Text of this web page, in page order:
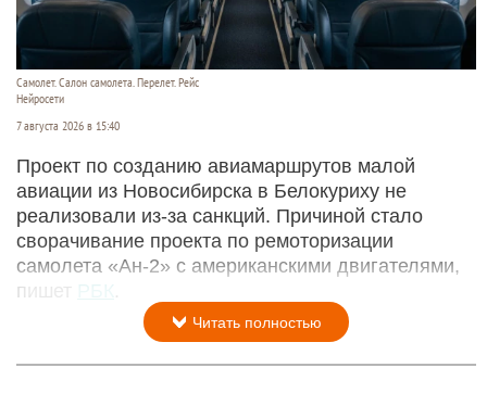
Самолет. Салон самолета. Перелет. Рейс
Нейросети
7 августа 2026 в 15:40
Проект по созданию авиамаршрутов малой
авиации из Новосибирска в Белокуриху не
реализовали из-за санкций. Причиной стало
сворачивание проекта по ремоторизации
самолета «Ан-2» с американскими двигателями,
пишет РБК
Читать полностью